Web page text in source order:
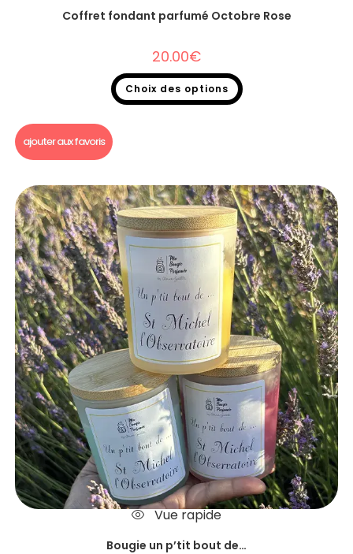
Coffret fondant parfumé Octobre Rose
20.00€
Choix des options
ajouter aux favoris
Vue rapide
Bougie un p’tit bout de…